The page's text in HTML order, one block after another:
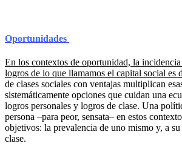
Oportunidades
En los contextos de oportunidad, la
logros de lo que llamamos el capital social es
de clases sociales con ventajas multiplican
sistemáticamente opciones que cuidan una
logros personales y logros de clase. Una
persona –para peor, sensata– en estos
objetivos: la prevalencia de uno mismo y, a
clase.